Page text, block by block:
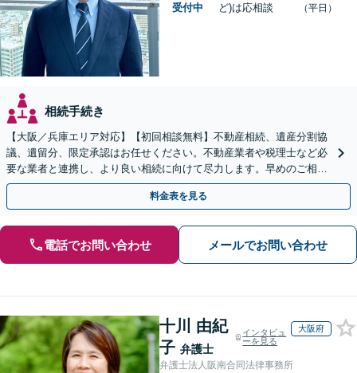
受付中
ど)は応相談
（平日）
相続手続き
【大阪／兵庫エリア対応】【初回相談無料】不動産相続、遺産分割協
議、遺留分、限定承認はお任せください。不動産業者や税理士など必
要な業者と連携し、より良い相続に向けて尽力します。早めのご相談
が複雑化を防ぐカギとなります【休日相談可】
料金表を見る
電話でお問い合わせ メールでお問い合わせ
十川 由紀
子 弁護士
インタビュ
ーを見る
大阪府
弁護士法人阪南合同法律事務所